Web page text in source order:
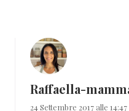
Raffaella-
24 Settembre 2017 alle 14:47